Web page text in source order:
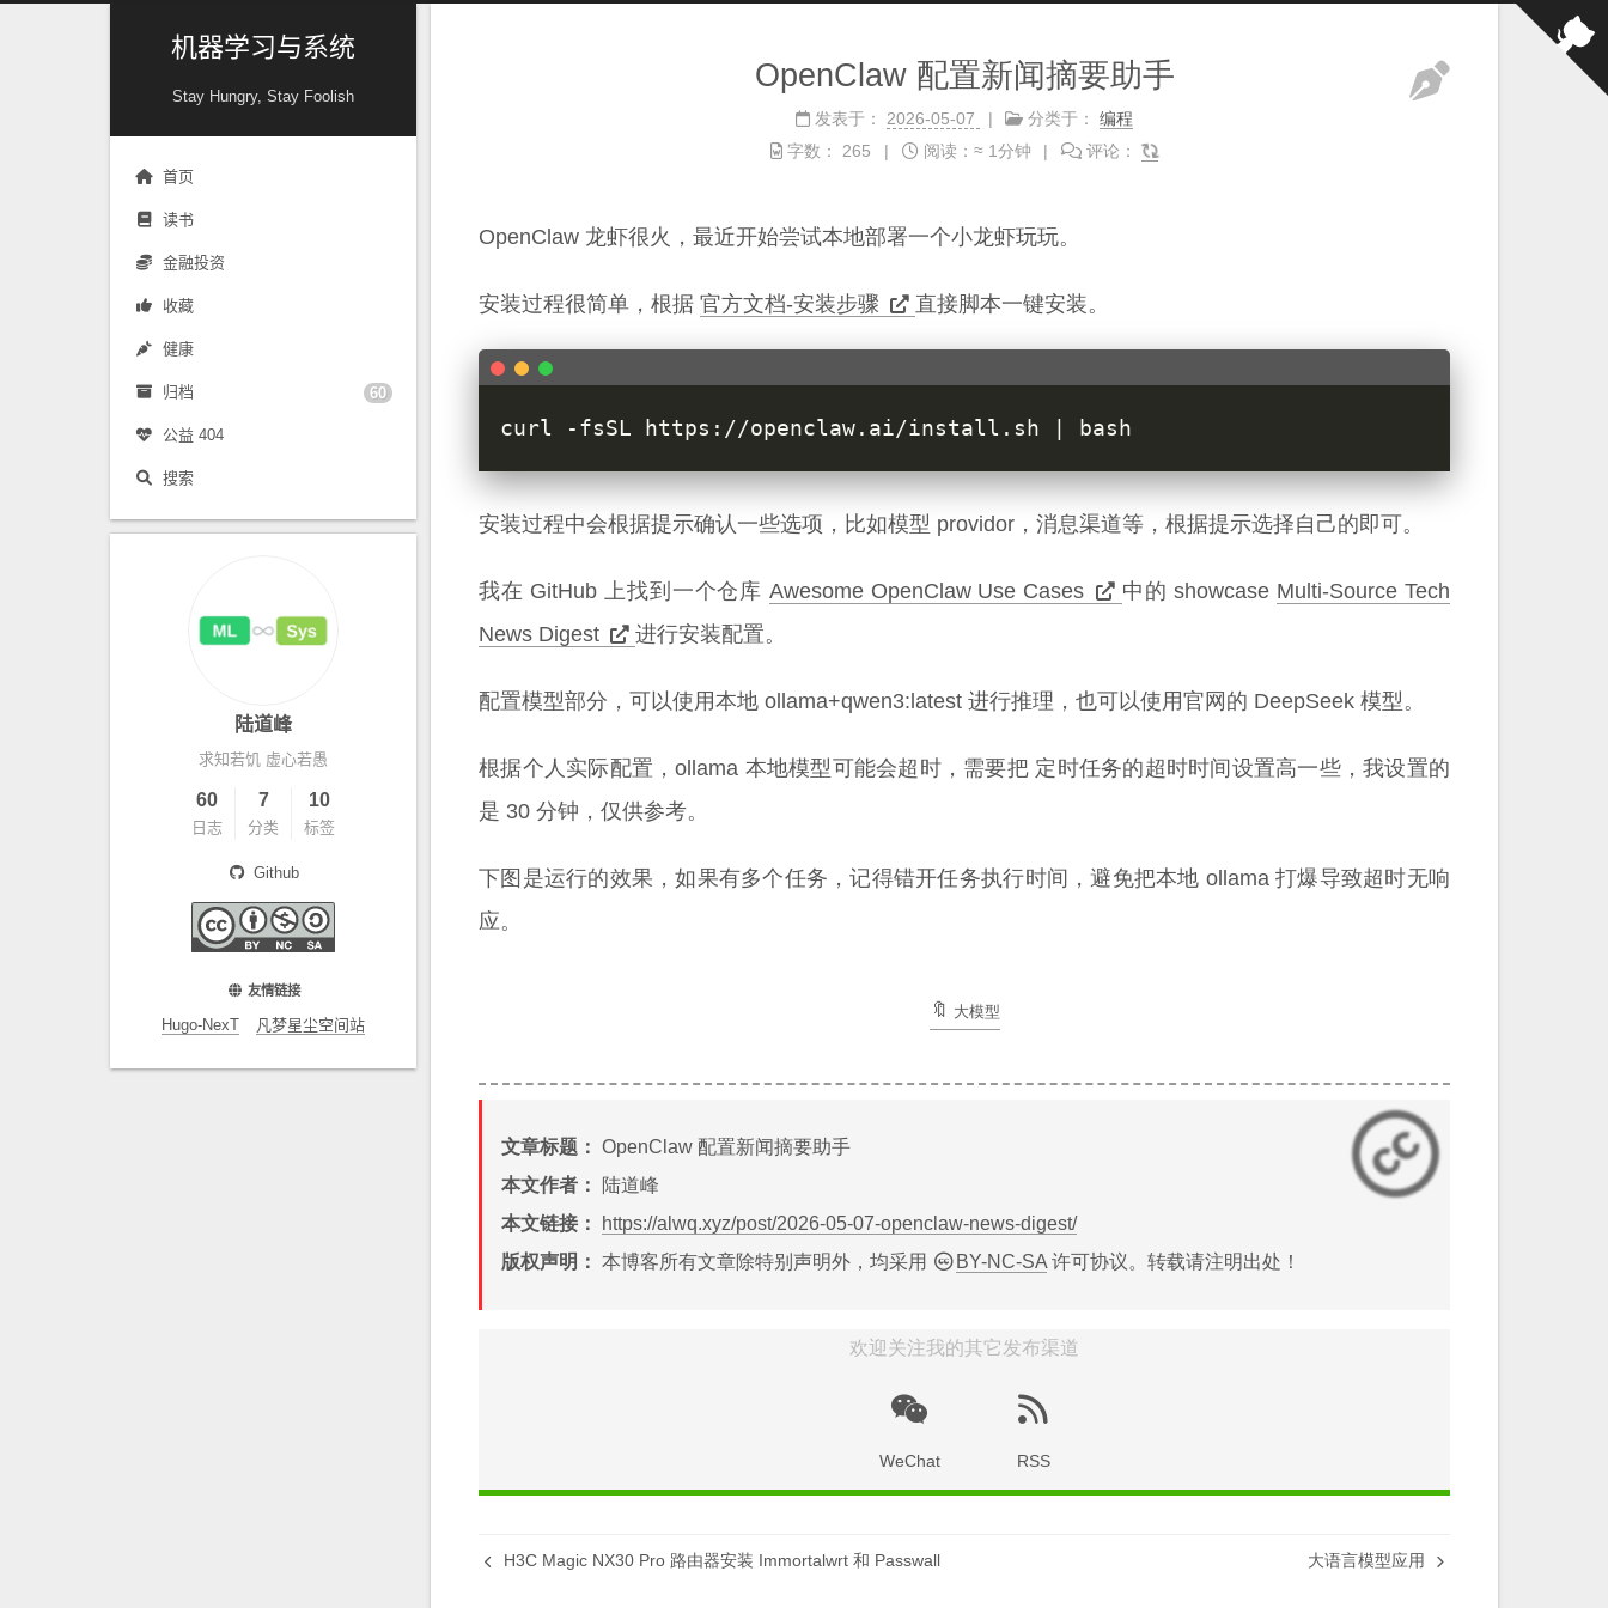
机器学习与系统
Stay Hungry, Stay Foolish
首页
读书
金融投资
收藏
健康
归档 60
公益 404
搜索
陆道峰
求知若饥 虚心若愚
60
日志
7
分类
10
标签
Github
友情链接
Hugo-NexT 凡梦星尘空间站
OpenClaw 配置新闻摘要助手
发表于： 2026-05-07 分类于：编程
字数：
265 阅读：≈ 1分钟 评论：
OpenClaw 龙虾很火，最近开始尝试本地部署一个小龙虾玩玩。
安装过程很简单，根据 官方文档-安装步骤 直接脚本一键安装。
安装过程中会根据提示确认一些选项，比如模型 providor，消息渠道等，根据提示选择自己的即可。
我在 GitHub 上找到一个仓库 Awesome OpenClaw Use Cases 中的 showcase Multi-Source Tech
News Digest
进行安装配置。
配置模型部分，可以使用本地 ollama+qwen3:latest 进行推理，也可以使用官网的 DeepSeek 模型。
根据个人实际配置，ollama 本地模型可能会超时，需要把 定时任务的超时时间设置高一些，我设置的
是 30 分钟，仅供参考。
下图是运行的效果，如果有多个任务，记得错开任务执行时间，避免把本地 ollama 打爆导致超时无响
应。
大模型
文章标题： OpenClaw 配置新闻摘要助手
本文作者：
陆道峰
本文链接：
https://alwq.xyz/post/2026-05-07-openclaw-news-digest/
版权声明： 本博客所有文章除特别声明外，均采用 BY-NC-SA 许可协议。转载请注明出处！
欢迎关注我的其它发布渠道
WeChat RSS
H3C Magic NX30 Pro 路由器安装 Immortalwrt 和 Passwall 大语言模型应用